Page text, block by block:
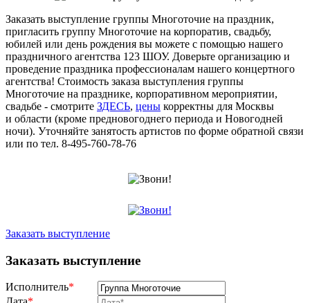
Заказать выступление группы Многоточие на праздник,
пригласить группу Многоточие на корпоратив, свадьбу,
юбилей или день рождения вы можете с помощью нашего
праздничного агентства 123 ШОУ. Доверьте организацию и
проведение праздника профессионалам нашего концертного
агентства! Стоимость заказа выступления группы
Многоточие на празднике, корпоративном мероприятии,
свадьбе - смотрите ЗДЕСЬ, цены корректны для Москвы
и области (кроме предновогоднего периода и Новогодней
ночи). Уточняйте занятость артистов по форме обратной связи
или по тел. 8-495-760-78-76
Заказать выступление
Заказать выступление
Исполнитель*